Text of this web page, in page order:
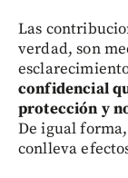
Las
verdad, son
confidencial
protección y
De igual
conlleva